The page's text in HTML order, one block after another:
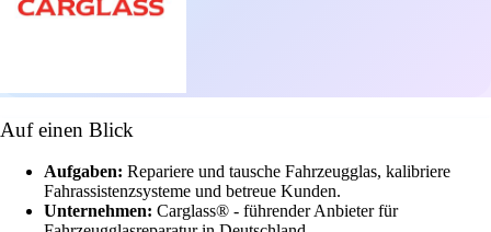
Auf einen Blick
Aufgaben: Repariere und tausche Fahrzeugglas, kalibriere
Fahrassistenzsysteme und betreue Kunden.
Unternehmen: Carglass® - führender Anbieter für